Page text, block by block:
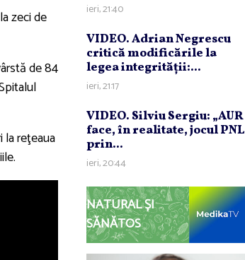
zeci de
de 84
la reţeaua
ieri, 21:40
VIDEO. Adrian Negrescu
critică modificările la
legea integrităţii:...
ieri, 21:17
VIDEO. Silviu Sergiu: „AUR
face, în realitate, jocul PNL
prin...
ieri, 20:44
NATURAL ȘI
SĂNĂTOS